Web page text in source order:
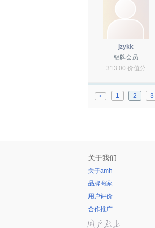
jzykk
铝牌会员
313.00 价值分
< 1 2 3
关于我们
关于amh
品牌商家
用户评价
合作推广